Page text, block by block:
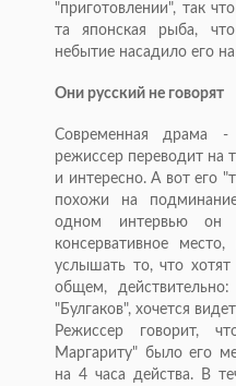
"приготовлении", так
та японская рыба,
небытие насадило его
Они русский не говорят
Современная драма -
режиссер переводит на
и интересно. А вот его
похожи на
одном интервью он
консервативное
услышать то, что
общем,
"Булгаков", хочется
Режиссер говорит,
Маргариту" было его
на 4 часа действа. В